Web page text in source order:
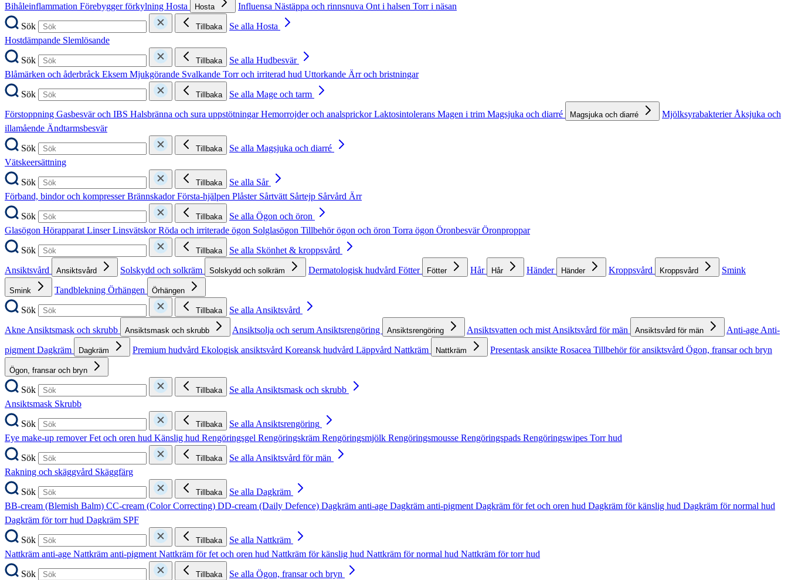
Bihåleinflammation Förebygger förkylning Hosta Hosta Influensa Nästäppa och rinnsnuva Ont i halsen Torr i näsan
Sök
Tillbaka
Se alla Hosta
Hostdämpande Slemlösande
Sök
Tillbaka
Se alla Hudbesvär
Blåmärken och åderbråck Eksem Mjukgörande Svalkande Torr och irriterad hud Uttorkande Ärr och bristningar
Sök
Tillbaka
Se alla Mage och tarm
Förstoppning Gasbesvär och IBS Halsbränna och sura uppstötningarHemorrojder och analsprickorLaktosintolerans Magen i trim Magsjuka och diarré Magsjuka och diarré Mjölksyrabakterier Åksjuka och
illamående Ändtarmsbesvär
Sök
Tillbaka
Se alla Magsjuka och diarré
Vätskeersättning
Sök
Tillbaka
Se alla Sår
Förband, bindor och kompresserBrännskadorFörsta-hjälpen Plåster Sårtvätt Sårtejp Sårvård Ärr
Sök
Tillbaka
Se alla Ögon och öron
Glasögon Hörapparat LinserLinsvätskorRöda och irriterade ögon Solglasögon Tillbehör ögon och öron Torra ögon ÖronbesvärÖronproppar
Sök
Tillbaka
Se alla Skönhet & kroppsvård
Ansiktsvård
Ansiktsvård Solskydd och solkräm Solskydd och solkräm Dermatologisk hudvård Fötter Fötter Hår Hår Händer Händer Kroppsvård Kroppsvård Smink
Smink Tandblekning Örhängen Örhängen
Sök Tillbaka
Se alla Ansiktsvård
Akne Ansiktsmask och skrubb Ansiktsmask och skrubb Ansiktsolja och serum Ansiktsrengöring Ansiktsrengöring Ansiktsvatten och mist Ansiktsvård för män Ansiktsvård för män Anti-age Anti-
pigment Dagkräm Dagkräm Premium hudvård Ekologisk ansiktsvård Koreansk hudvård Läppvård Nattkräm Nattkräm Presentask ansikte Rosacea Tillbehör för ansiktsvård Ögon, fransar och bryn
Ögon, fransar och bryn
Sök Tillbaka
Se alla Ansiktsmask och skrubb
Ansiktsmask Skrubb
Sök
Tillbaka
Se alla Ansiktsrengöring
Eye make-up removerFet och oren hud Känslig hud Rengöringsgel Rengöringskräm Rengöringsmjölk Rengöringsmousse Rengöringspads Rengöringswipes Torr hud
Sök
Tillbaka
Se alla Ansiktsvård för män
Rakning och skäggvård Skäggfärg
Sök
Tillbaka
Se alla Dagkräm
BB-cream (Blemish Balm) CC-cream (Color Correcting) DD-cream (Daily Defence) Dagkräm anti-age Dagkräm anti-pigment Dagkräm för fet och oren hud Dagkräm för känslig hud Dagkräm för normal hud
Dagkräm för torr hud Dagkräm SPF
Sök
Tillbaka
Se alla Nattkräm
Nattkräm anti-age Nattkräm anti-pigment Nattkräm för fet och oren hud Nattkräm för känslig hud Nattkräm för normal hud Nattkräm för torr hud
Sök
Tillbaka
Se alla Ögon, fransar och bryn